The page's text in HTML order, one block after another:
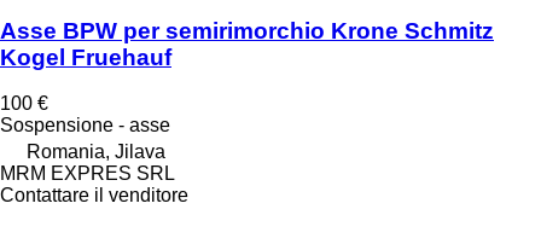
Asse BPW per semirimorchio Krone Schmitz
Kogel Fruehauf
100 €
Sospensione - asse
Romania, Jilava
MRM EXPRES SRL
Contattare il venditore